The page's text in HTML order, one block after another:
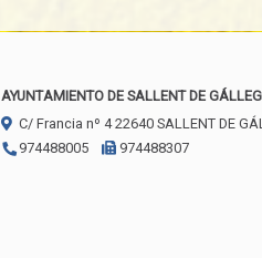
AYUNTAMIENTO DE SALLENT DE
C/ Francia nº 422640 SALLENT DE
974488005
974488307